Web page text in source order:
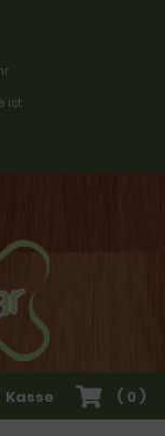
ist
( 0 )
Kasse